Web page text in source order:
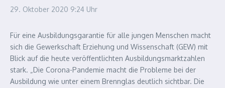
29. Oktober 2020 9:24 Uhr
Für eine Ausbildungsgarantie für alle jungen Menschen macht
sich die Gewerkschaft Erziehung und Wissenschaft (GEW) mit
Blick auf die heute veröffentlichten Ausbildungsmarktzahlen
stark. „Die Corona-Pandemie macht die Probleme bei der
Ausbildung wie unter einem Brennglas deutlich sichtbar. Die